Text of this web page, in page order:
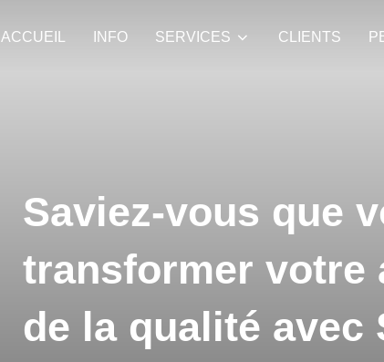
ACCUEIL INFO SERVICES CLIENTS
Saviez-vous que
transformer votre
de la qualité avec